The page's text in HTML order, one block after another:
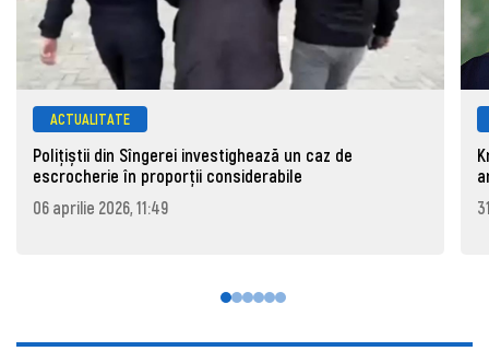
ACTUALITATE
Polițiștii din Sîngerei investighează un caz de
escrocherie în proporții considerabile
06 aprilie 2026, 11:49